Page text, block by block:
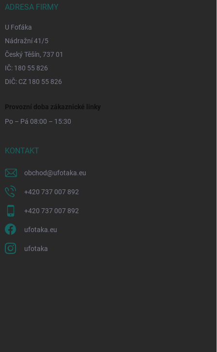
ADRESA FIRMY
U Foťáka
Nádražní 41/5
Český Těšín, 737 01
IČ: 180 55 826
DIČ: CZ 180 55 826
Provozní doba zákaznické linky
Po – Pá 08:00 – 15:30
KONTAKT
obchod@ufotaka.eu
+420 737 007 892
+420 737 007 892
ufotaka.eu
ufotaka